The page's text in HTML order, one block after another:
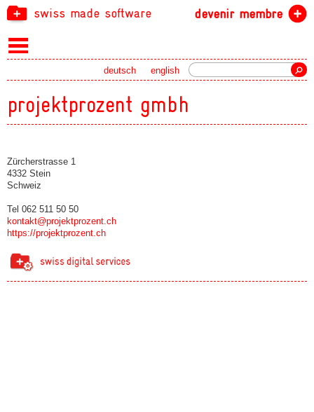
swiss made software devenir membre
english
deutsch
projektprozent gmbh
Zürcherstrasse 1
4332 Stein
Schweiz
Tel 062 511 50 50
kontakt@projektprozent.ch
https://projektprozent.ch